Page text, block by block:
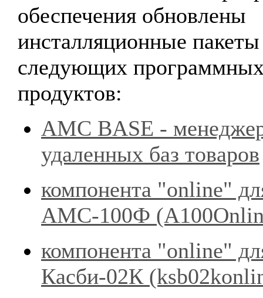
обеспечения обновлены
инсталляционные пакеты
следующих
продуктов:
AMC BASE -
удаленных баз товаров
компонента "online"
АМС-100Ф
компонента "online"
Касби-02К